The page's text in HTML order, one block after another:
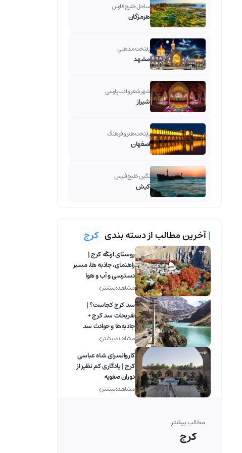
ساحل خلیج فارس
هرمزگان
پایتخت مذهبی
مشهد
شهر شعر و ادب پارسی
شیراز
پایتخت هنر و فرهنگ
اصفهان
نگین خلیج فارس
کیش
|آخرین مطالب از دسته بندی کرج
روستای ارنگه کرج |
راهنمای، جاذبه‌ ها، مسیر
دسترسی و آب و هوا
مشاهده بیشتر
سد کرج کجاست؟ |
تفریحات سد کرج +
جاذبه‌ها و حوادث سد
مشاهده بیشتر
کاروانسرای شاه عباسی
کرج | یادگاری کم نظیر از
دوران صفویه
مشاهده بیشتر
مطالب بیشتر
کرج